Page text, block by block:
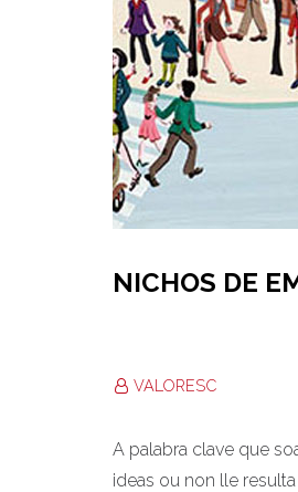
NICHOS DE
VALORESC
A palabra clave que
ideas ou non lle